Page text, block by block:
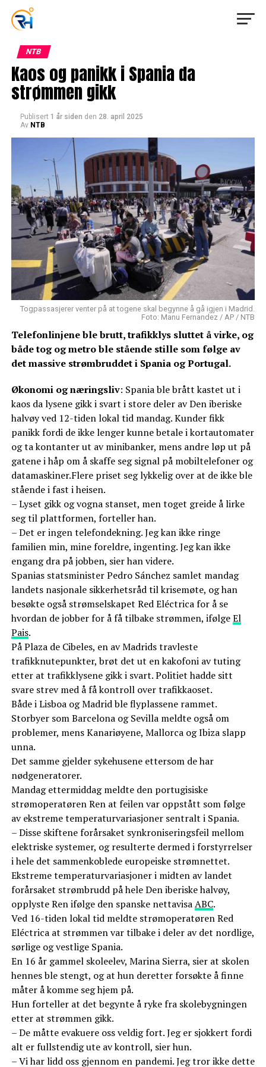
NTB
Kaos og panikk i Spania da
strømmen gikk
Publisert 1 år siden den 28. april 2025
Av NTB
Togpassasjerer venter på at togene skal begynne å gå igjen i Madrid.
Foto: Manu Fernandez / AP / NTB
Telefonlinjene ble brutt, trafikklys sluttet å virke, og
både tog og metro ble stående stille som følge av
det massive strømbruddet i Spania og Portugal.
Økonomi og næringsliv: Spania ble brått kastet ut i
kaos da lysene gikk i svart i store deler av Den iberiske
halvøy ved 12-tiden lokal tid mandag. Kunder fikk
panikk fordi de ikke lenger kunne betale i kortautomater
og ta kontanter ut av minibanker, mens andre løp ut på
gatene i håp om å skaffe seg signal på mobiltelefoner og
datamaskiner.Flere priset seg lykkelig over at de ikke ble
stående i fast i heisen.
– Lyset gikk og vogna stanset, men toget greide å lirke
seg til plattformen, forteller han.
– Det er ingen telefondekning. Jeg kan ikke ringe
familien min, mine foreldre, ingenting. Jeg kan ikke
engang dra på jobben, sier han videre.
Spanias statsminister Pedro Sánchez samlet mandag
landets nasjonale sikkerhetsråd til krisemøte, og han
besøkte også strømselskapet Red Eléctrica for å se
hvordan de jobber for å få tilbake strømmen, ifølgeEl
Pais.
På Plaza de Cibeles, en av Madrids travleste
trafikknutepunkter, brøt det ut en kakofoni av tuting
etter at trafikklysene gikk i svart. Politiet hadde sitt
svare strev med å få kontroll over trafikkaoset.
Både i Lisboa og Madrid ble flyplassene rammet.
Storbyer som Barcelona og Sevilla meldte også om
problemer, mens Kanariøyene, Mallorca og Ibiza slapp
unna.
Det samme gjelder sykehusene ettersom de har
nødgeneratorer.
Mandag ettermiddag meldte den portugisiske
strømoperatøren Ren at feilen var oppstått som følge
av ekstreme temperaturvariasjoner sentralt i Spania.
– Disse skiftene forårsaket synkroniseringsfeil mellom
elektriske systemer, og resulterte dermed i forstyrrelser
i hele det sammenkoblede europeiske strømnettet.
Ekstreme temperaturvariasjoner i midten av landet
forårsaket strømbrudd på hele Den iberiske halvøy,
opplyste Ren ifølge den spanske nettavisaABC.
Ved 16-tiden lokal tid meldte strømoperatøren Red
Eléctrica at strømmen var tilbake i deler av det nordlige,
sørlige og vestlige Spania.
En 16 år gammel skoleelev, Marina Sierra, sier at skolen
hennes ble stengt, og at hun deretter forsøkte å finne
måter å komme seg hjem på.
Hun forteller at det begynte å ryke fra skolebygningen
etter at strømmen gikk.
– De måtte evakuere oss veldig fort. Jeg er sjokkert fordi
alt er fullstendig ute av kontroll, sier hun.
– Vi har lidd oss gjennom en pandemi. Jeg tror ikke dette